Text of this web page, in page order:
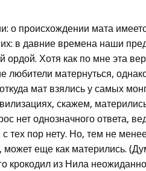
о происхождении мата
в давние времена наши
Хотя как по мне эта
матернуться,
мат взялись у самых
скажем,
нет однозначного ответа,
пор нету. Но, тем не
еще как матерились.
крокодил из Нила